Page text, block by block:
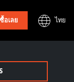
ซื้อเลย ไทย